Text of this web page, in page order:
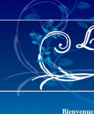
Bienvenue